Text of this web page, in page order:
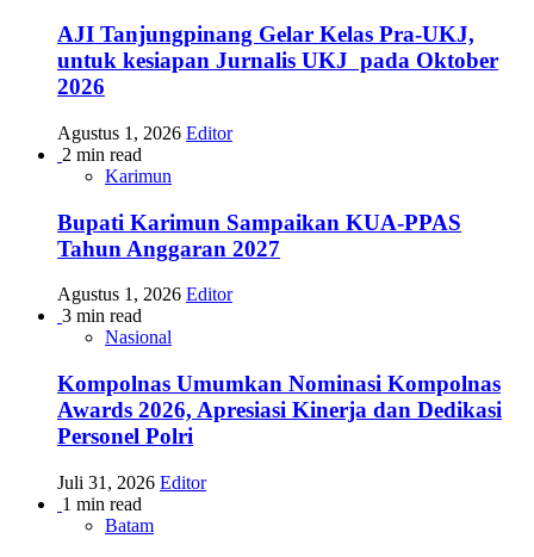
AJI Tanjungpinang Gelar Kelas Pra-UKJ,
untuk kesiapan Jurnalis UKJ pada Oktober
2026
Agustus 1, 2026 Editor
2 min read
Karimun
Bupati Karimun Sampaikan KUA-PPAS
Tahun Anggaran 2027
Agustus 1, 2026 Editor
3 min read
Nasional
Kompolnas Umumkan Nominasi Kompolnas
Awards 2026, Apresiasi Kinerja dan Dedikasi
Personel Polri
Juli 31, 2026 Editor
1 min read
Batam